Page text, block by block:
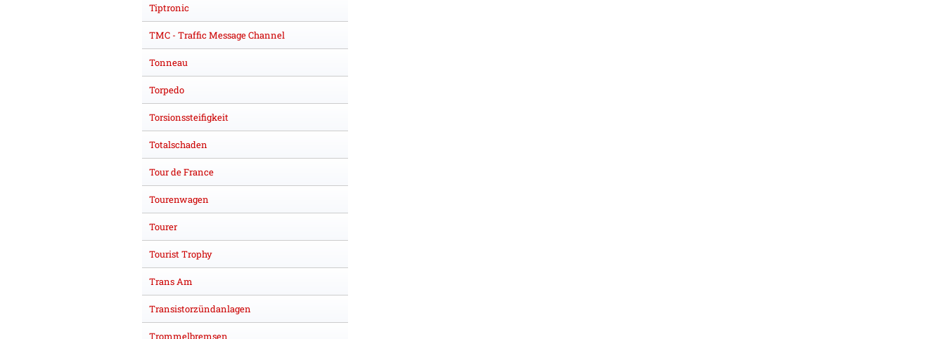
Tiptronic
TMC - Traffic Message Channel
Tonneau
Torpedo
Torsionssteifigkeit
Totalschaden
Tour de France
Tourenwagen
Tourer
Tourist Trophy
Trans Am
Transistorzündanlagen
Trommelbremsen